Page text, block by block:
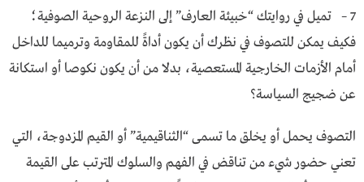
7 – تميل في روايتك “خبيئة العارف” إلى النزعة الروحية الصوفية؛
فكيف يمكن للتصوف في نظرك أن يكون أداةً للمقاومة وترميما للداخل
أمام الأزمات الخارجية المستعصية، بدلا من أن يكون نكوصا أو استكانة
عن ضجيج السياسة؟
التصوف يحمل أو يخلق ما تسمى “الثناقيمية” أو القيم المزدوجة، التي
تعني حضور شيء من تناقض في الفهم والسلوك المترتب على القيمة